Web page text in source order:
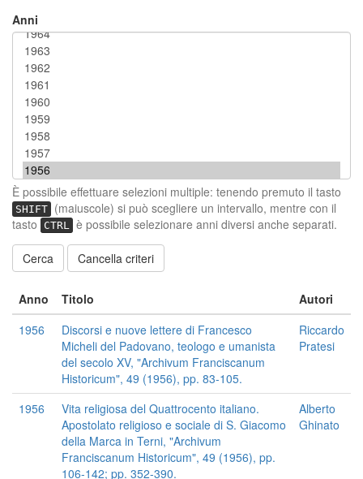
Anni
È possibile effettuare selezioni multiple: tenendo premuto il tasto
SHIFT (maiuscole) si può scegliere un intervallo, mentre con il
tasto
CTRL è possibile selezionare anni diversi anche separati.
Cancella criteri
Anno Titolo
Autori
1956
Discorsi e nuove lettere di Francesco
Micheli del Padovano, teologo e umanista
del secolo XV, "Archivum Franciscanum
Historicum", 49 (1956), pp. 83-105.
Riccardo
Pratesi
1956
Vita religiosa del Quattrocento italiano.
Apostolato religioso e sociale di S. Giacomo
della Marca in Terni, "Archivum
Franciscanum Historicum", 49 (1956), pp.
106-142; pp. 352-390.
Alberto
Ghinato